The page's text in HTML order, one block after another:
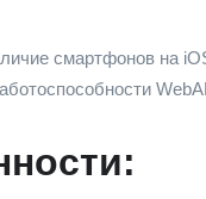
смартфонов на